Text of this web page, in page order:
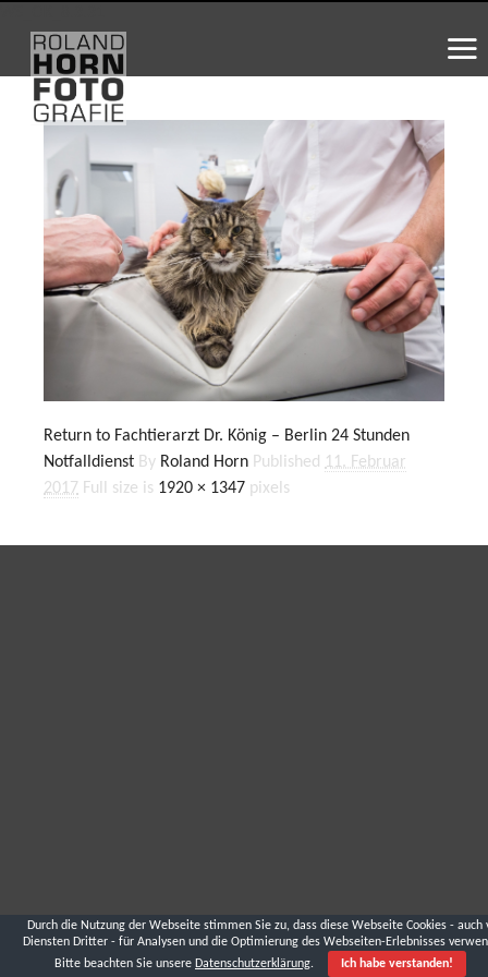
Return to Fachtierarzt Dr. König – Berlin 24 Stunden
Notfalldienst By Roland Horn Published 11. Februar
2017 Full size is 1920 × 1347 pixels
Durch die Nutzung der Webseite stimmen Sie zu, dass diese Webseite Cookies - auch
Diensten Dritter - für Analysen und die Optimierung des Webseiten-Erlebnisses
Bitte beachten Sie unsere Datenschutzerklärung. Ich habe verstanden!